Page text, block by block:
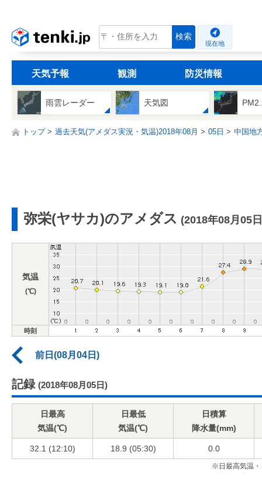
tenki.jp 検索
現在地
天気予報 観測 防災情報
雨雲レーダー 天気図
トップ 過去天気(アメダス実況・気温)2018年08月 05日 中国地
弥栄(ヤサカ)のアメダス (2018年08月05
気温
(℃)
時刻
前日(08月04日)
記録 (2018年08月05日)
日最高
気温(℃)
日最低
気温(℃)
日積算
降水量(mm)
32.1 (12:10) 18.9 (05:30) 0.0
※日最高気温・